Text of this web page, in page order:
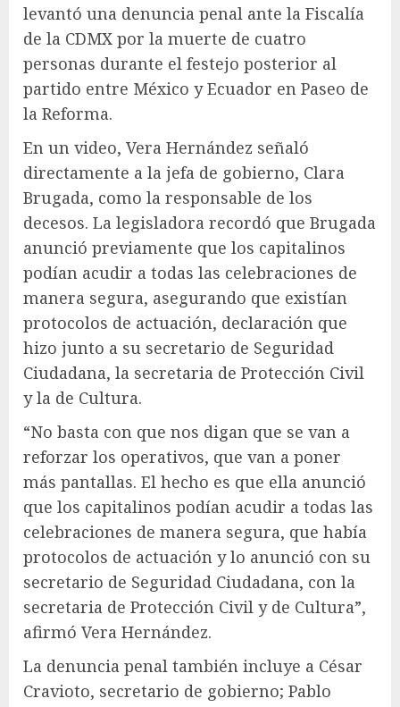
levantó una denuncia penal ante la Fiscalía
de la CDMX por la muerte de cuatro
personas durante el festejo posterior al
partido entre México y Ecuador en Paseo de
la Reforma.
En un video, Vera Hernández señaló
directamente a la jefa de gobierno, Clara
Brugada, como la responsable de los
decesos. La legisladora recordó que Brugada
anunció previamente que los capitalinos
podían acudir a todas las celebraciones de
manera segura, asegurando que existían
protocolos de actuación, declaración que
hizo junto a su secretario de Seguridad
Ciudadana, la secretaria de Protección Civil
y la de Cultura.
“No basta con que nos digan que se van a
reforzar los operativos, que van a poner
más pantallas. El hecho es que ella anunció
que los capitalinos podían acudir a todas las
celebraciones de manera segura, que había
protocolos de actuación y lo anunció con su
secretario de Seguridad Ciudadana, con la
secretaria de Protección Civil y de Cultura”,
afirmó Vera Hernández.
La denuncia penal también incluye a César
Cravioto, secretario de gobierno; Pablo